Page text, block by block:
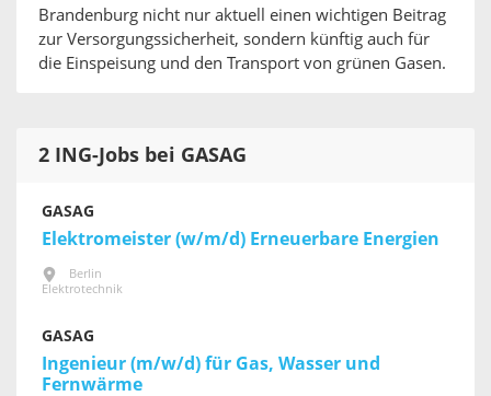
Brandenburg nicht nur aktuell einen wichtigen Beitrag
zur Versorgungssicherheit, sondern künftig auch für
die Einspeisung und den Transport von grünen Gasen.
2 ING-Jobs bei GASAG
GASAG
Elektromeister (w/m/d) Erneuerbare Energien
Berlin
Elektrotechnik
GASAG
Ingenieur (m/w/d) für Gas, Wasser und
Fernwärme